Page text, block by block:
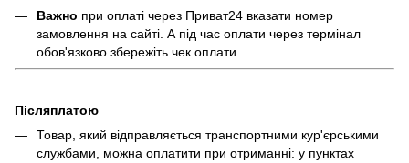
Важно при оплаті через Приват24 вказати номер
замовлення на сайті. А під час оплати через термінал
обов'язково збережіть чек оплати.
Післяплатою
Товар, який відправляється транспортними кур'єрськими
службами, можна оплатити при отриманні: у пунктах